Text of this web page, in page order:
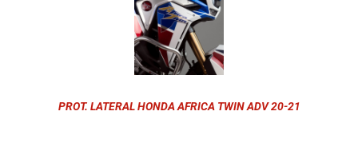
PROT. LATERAL HONDA AFRICA TWIN ADV 20-21